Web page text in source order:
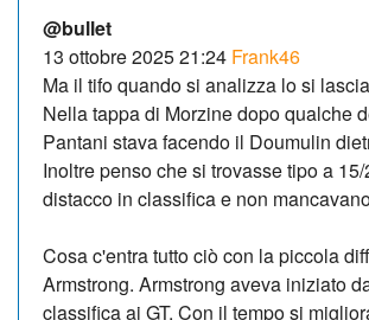
@bullet
13 ottobre 2025 21:24 Frank46
Ma il tifo quando si analizza lo si
Nella tappa di Morzine dopo qualche
Pantani stava facendo il Doumulin
Inoltre penso che si trovasse tipo a
distacco in classifica e non
Cosa c'entra tutto ciò con la piccola
Armstrong. Armstrong aveva iniziato
classifica ai GT. Con il tempo si